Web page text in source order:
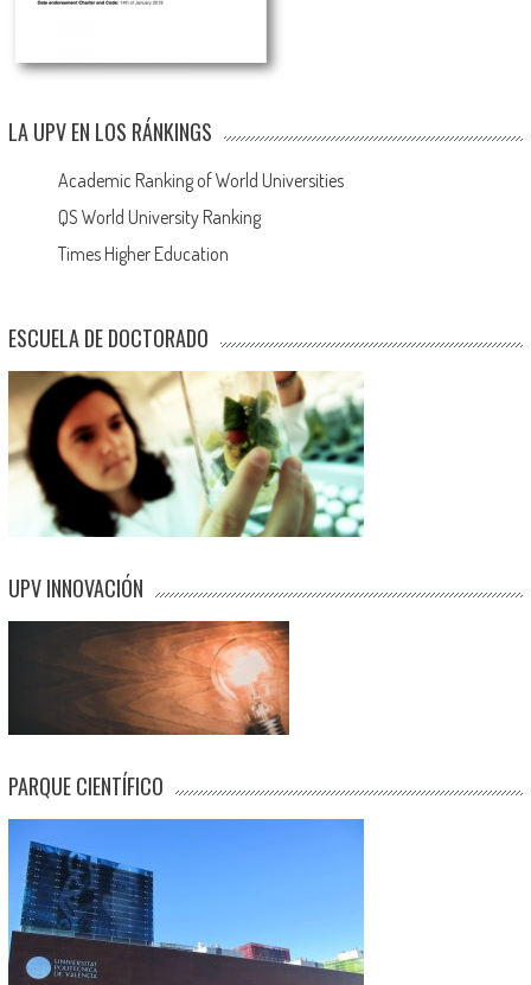
LA UPV EN LOS RÁNKINGS
Academic Ranking of World Universities
QS World University Ranking
Times Higher Education
ESCUELA DE DOCTORADO
UPV INNOVACIÓN
PARQUE CIENTÍFICO